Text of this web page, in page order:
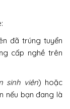
đã trúng tuyển
cấp nghề trên
sinh viên) hoặc
nếu bạn đang là